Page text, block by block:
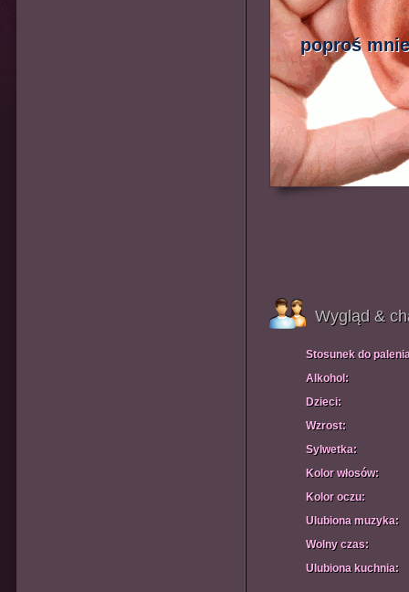
poproś
Wygląd &
Stosunek do
Alkohol:
Dzieci:
Wzrost:
Sylwetka:
Kolor włosów:
Kolor oczu:
Ulubiona muzyka:
Wolny czas:
Ulubiona kuchnia: